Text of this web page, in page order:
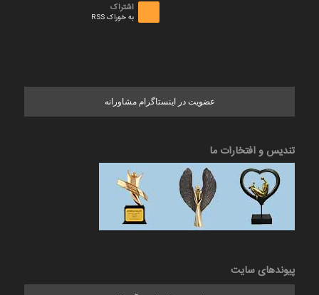
اشتراک
به خوراک RSS
عضویت در اینستاگرام مشاورانه
تندیس و افتخارات ما
پیوندهای سایت